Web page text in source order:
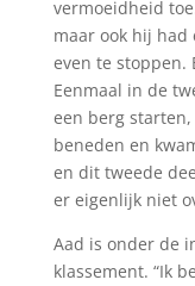
vermoeidheid
maar ook hij had
even te stoppen.
Eenmaal in de
een berg
beneden en
en dit tweede
er eigenlijk niet
Aad is onder de
klassement. “Ik